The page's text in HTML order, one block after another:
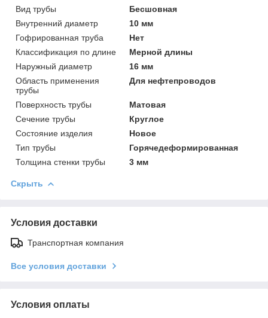
Вид трубы
Бесшовная
Внутренний диаметр
10 мм
Гофрированная труба
Нет
Классификация по длине
Мерной длины
Наружный диаметр
16 мм
Область применения
трубы
Для нефтепроводов
Поверхность трубы
Матовая
Сечение трубы
Круглое
Состояние изделия
Новое
Тип трубы
Горячедеформированная
Толщина стенки трубы
3 мм
Скрыть
Условия доставки
Транспортная компания
Все условия доставки
Условия оплаты